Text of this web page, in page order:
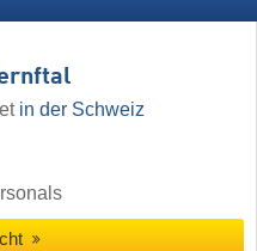
in der Schweiz